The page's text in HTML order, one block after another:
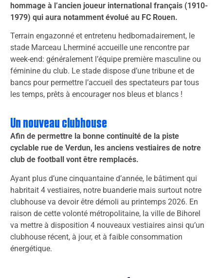
hommage à l’ancien joueur international français (1910-
1979) qui aura notamment évolué au FC Rouen.
Terrain engazonné et entretenu hedbomadairement, le
stade Marceau Lherminé accueille une rencontre par
week-end: généralement l’équipe première masculine ou
féminine du club. Le stade dispose d’une tribune et de
bancs pour permettre l’accueil des spectateurs par tous
les temps, prêts à encourager nos bleus et blancs !
Un nouveau clubhouse
Afin de permettre la bonne continuité de la piste
cyclable rue de Verdun, les anciens vestiaires de notre
club de football vont être remplacés.
Ayant plus d’une cinquantaine d’année, le bâtiment qui
habritait 4 vestiaires, notre buanderie mais surtout notre
clubhouse va devoir être démoli au printemps 2026. En
raison de cette volonté métropolitaine, la ville de Bihorel
va mettre à disposition 4 nouveaux vestiaires ainsi qu’un
clubhouse récent, à jour, et à faible consommation
énergétique.